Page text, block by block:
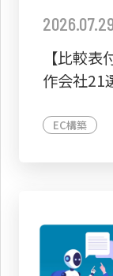
【比較
作会社21
EC構築